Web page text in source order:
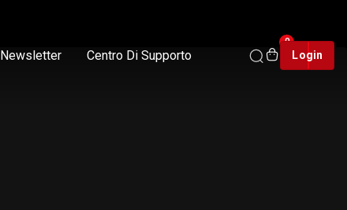
Newsletter Centro Di Supporto
0
Login